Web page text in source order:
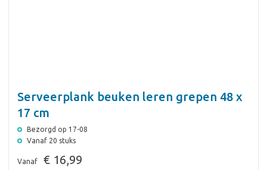
Serveerplank beuken leren grepen 48 x
17 cm
Bezorgd op 17-08
Vanaf 20 stuks
Vanaf € 16,99